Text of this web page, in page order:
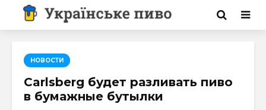
НОВОСТИ
Carlsberg будет разливать пиво
в бумажные бутылки